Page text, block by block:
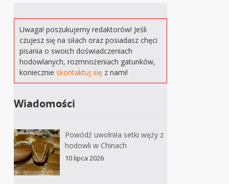
Uwaga! poszukujemy redaktorów! Jeśli
czujesz się na siłach oraz posiadasz chęci
pisania o swoich doświadczeniach
hodowlanych, rozmnożeniach gatunków,
koniecznieskontaktuj się z nami!
Wiadomości
Powódź uwolniła setki węży z
hodowli w Chinach
10 lipca 2026